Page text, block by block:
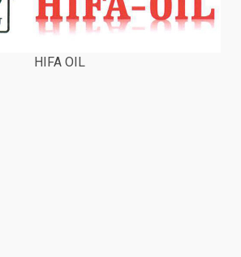
HIFA OIL